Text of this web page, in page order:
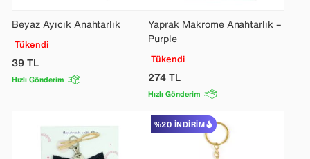
Beyaz Ayıcık Anahtarlık
Tükendi
39TL
Hızlı Gönderim
Yaprak Makrome Anahtarlık –
Purple
Tükendi
274TL
Hızlı Gönderim
%20 İNDIRIM